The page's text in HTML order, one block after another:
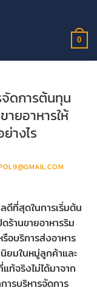
0
จัดการต้นทุน
ยอาหารให้
างไร
ดีที่สุดในการเริ่มต้น
ร้านขายอาหารริม
อบริการส่งอาหาร
ยมในหมู่ลูกค้าและ
ท้จริงไม่ได้มาจาก
ารบริหารจัดการ